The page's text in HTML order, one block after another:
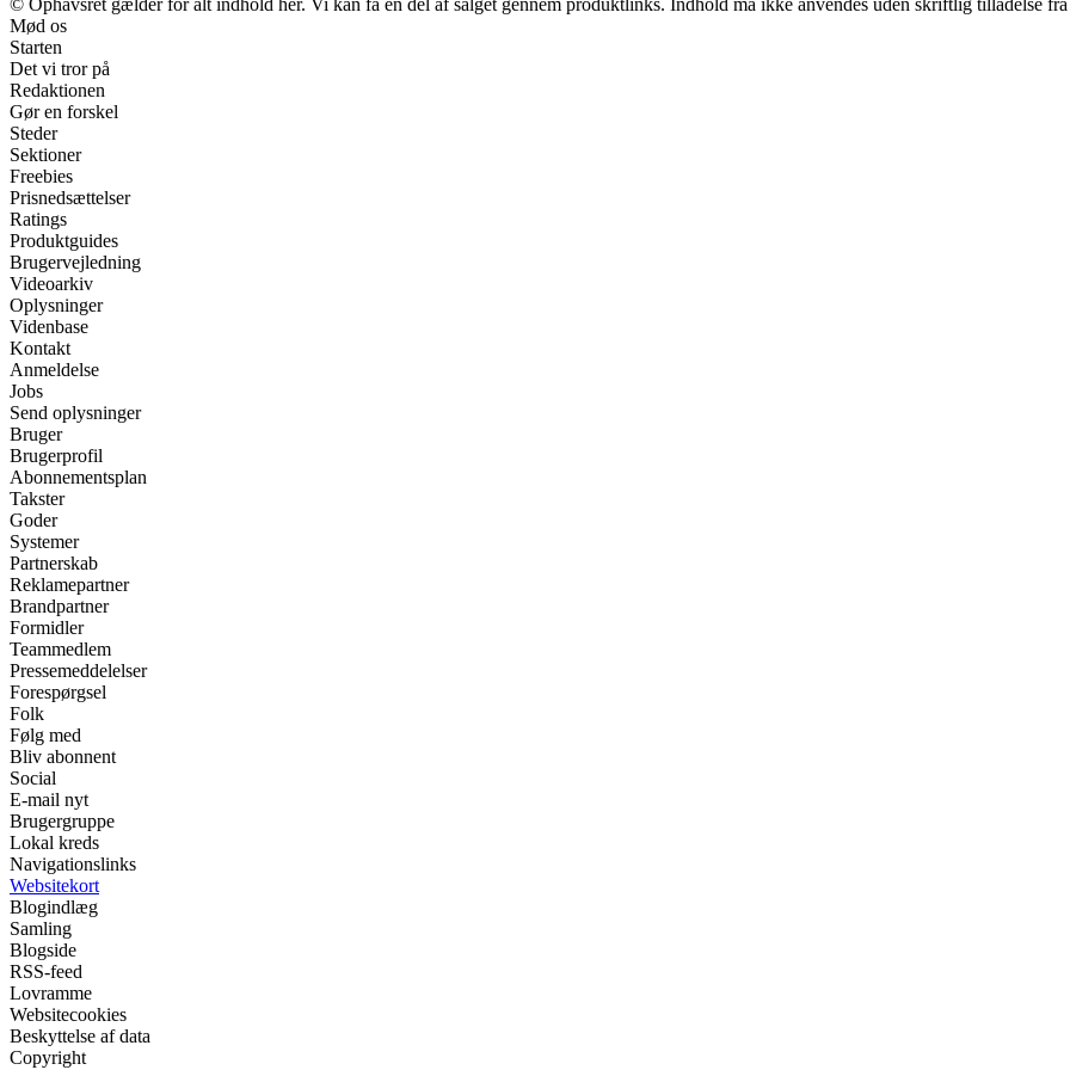
© Ophavsret gælder for alt indhold her. Vi kan få en del af salget gennem produktlinks. Indhold må ikke anvendes uden skriftlig tilladelse fra
Mød os
Starten
Det vi tror på
Redaktionen
Gør en forskel
Steder
Sektioner
Freebies
Prisnedsættelser
Ratings
Produktguides
Brugervejledning
Videoarkiv
Oplysninger
Videnbase
Kontakt
Anmeldelse
Jobs
Send oplysninger
Bruger
Brugerprofil
Abonnementsplan
Takster
Goder
Systemer
Partnerskab
Reklamepartner
Brandpartner
Formidler
Teammedlem
Pressemeddelelser
Forespørgsel
Folk
Følg med
Bliv abonnent
Social
E-mail nyt
Brugergruppe
Lokal kreds
Navigationslinks
Websitekort
Blogindlæg
Samling
Blogside
RSS-feed
Lovramme
Websitecookies
Beskyttelse af data
Copyright